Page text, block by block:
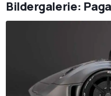
Bildergalerie: